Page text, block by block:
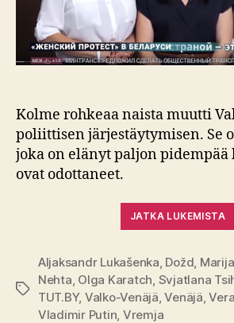
Kolme rohkeaa naista muutti
poliittisen järjestäytymisen. Se
joka on elänyt paljon
ovat odottaneet.
JATKA LUKEMISTA
Avainsanat
Aljaksandr Lukašenka, Dožd,
Nehta, Olga Karatch, Svjatlana
TUT.BY, Valko-Venäjä,Venäjä,
Vladimir Putin, Vremja